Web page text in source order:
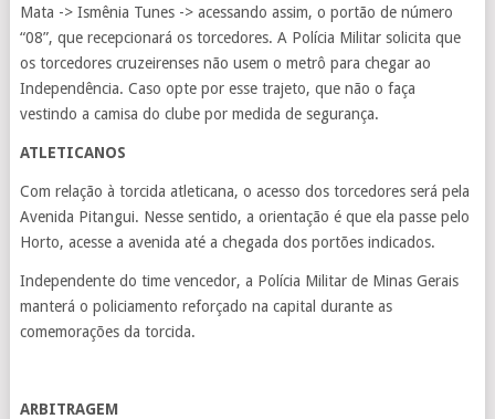
Mata -> Ismênia Tunes -> acessando assim, o portão de número
“08”, que recepcionará os torcedores. A Polícia Militar solicita que
os torcedores cruzeirenses não usem o metrô para chegar ao
Independência. Caso opte por esse trajeto, que não o faça
vestindo a camisa do clube por medida de segurança.
ATLETICANOS
Com relação à torcida atleticana, o acesso dos torcedores será pela
Avenida Pitangui. Nesse sentido, a orientação é que ela passe pelo
Horto, acesse a avenida até a chegada dos portões indicados.
Independente do time vencedor, a Polícia Militar de Minas Gerais
manterá o policiamento reforçado na capital durante as
comemorações da torcida.
ARBITRAGEM